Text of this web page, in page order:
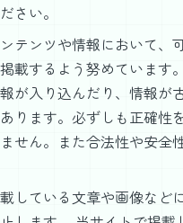
さい。
テンツや情報において、
載するよう努めています。
が入り込んだり、情報が
ります。必ずしも正確性
せん。また合法性や安全
している文章や画像など